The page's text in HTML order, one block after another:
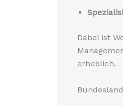
Dabei ist
erheblich.